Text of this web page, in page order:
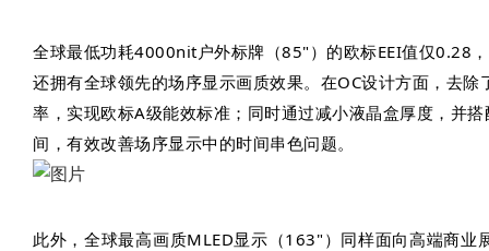
全球最低功耗4000nit户外标牌（85"）的欧标EEI值仅0.28
还拥有全球领先的场序显示画质效果。在OC设计方面，去
率，实现欧标A级能效标准；同时通过减小液晶盒厚度，并
间，有效改善场序显示中的时间串色问题。
此外，全球最高画质MLED显示（163"）同样面向高端商业